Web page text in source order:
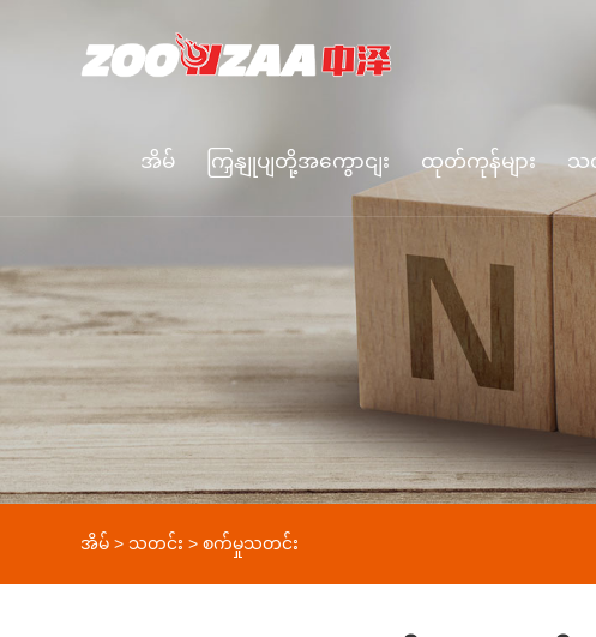
အိမ် ကြှနျုပျတို့အကွောငျး ထုတ်ကုန်များ သ
အိမ် > သတင်း >စက်မှုသတင်း